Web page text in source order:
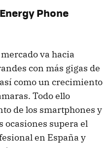
Phone
va hacia
con más gigas de
como un crecimiento
Todo ello
de los smartphones y
ocasiones supera el
en España y